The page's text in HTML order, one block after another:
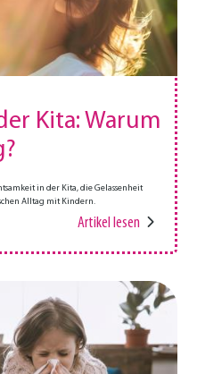
Kita: Warum
in der Kita, die Gelassenheit
Alltag mit Kindern.
Artikel lesen